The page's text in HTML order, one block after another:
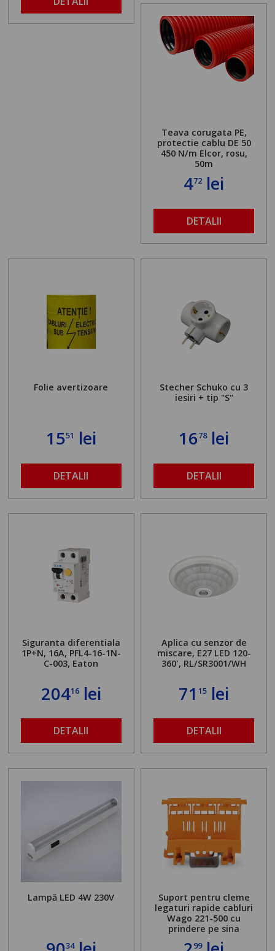
Teava corugata PE,
protectie cablu DE 50
450 N/m Elcor, rosu,
50m
472 lei
DETALII
Folie avertizoare
1551 lei
DETALII
Stecher Schuko cu 3
iesiri + tip "S"
1678lei
DETALII
Siguranta diferentiala
1P+N, 16A, PFL4-16-1N-
C-003, Eaton
20416lei
DETALII
Aplica cu senzor de
miscare, E27 LED 120-
360', RL/SR3001/WH
7115 lei
DETALII
Lampă LED 4W 230V
34
Suport pentru cleme
legaturi rapide cabluri
Wago 221-500 cu
prindere pe sina
99